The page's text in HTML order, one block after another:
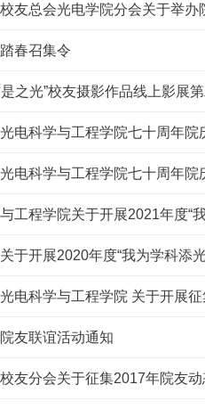
友总会光电学院分会关于举
春召集令
是之光”校友摄影作品线上影展
电科学与工程学院七十周年院
电科学与工程学院七十周年院
工程学院关于开展2021年度“
于开展2020年度“我为学科添
电科学与工程学院 关于开展
友联谊活动通知
友分会关于征集2017年院友